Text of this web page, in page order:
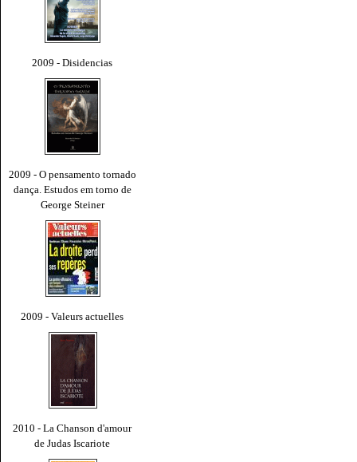
2009 - Disidencias
2009 - O pensamento tornado
dança. Estudos em torno de
George Steiner
2009 - Valeurs actuelles
2010 - La Chanson d'amour
de Judas Iscariote